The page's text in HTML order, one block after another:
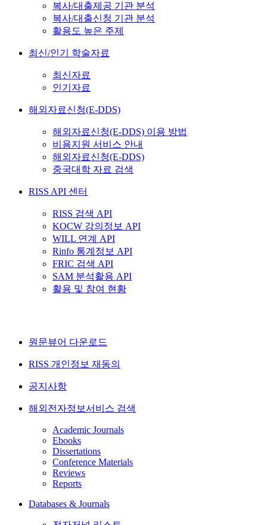
복사/대출제공 기관 분석
복사/대출신청 기관 분석
활용도 높은 주제
최신/인기 학술자료
최신자료
인기자료
해외자료신청(E-DDS)
해외자료신청(E-DDS) 이용 방법
비용지원 서비스 안내
해외자료신청(E-DDS)
중국대학 자료 검색
RISS API 센터
RISS 검색 API
KOCW 강의정보 API
WILL 연계 API
Rinfo 통계정보 API
FRIC 검색 API
SAM 분석활용 API
활용 및 참여 현황
원문뷰어 다운로드
RISS 개인정보 재동의
공지사항
해외전자정보서비스 검색
Academic Journals
Ebooks
Dissertations
Conference Materials
Reviews
Reports
Databases & Journals